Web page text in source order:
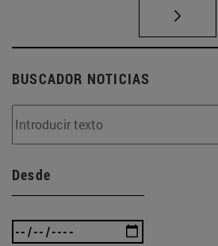
BUSCADOR NOTICIAS
Desde